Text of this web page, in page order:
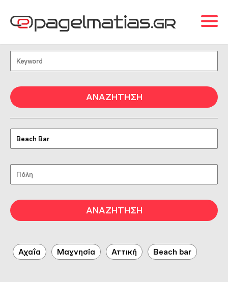
Αχαΐα Μαγνησία Αττική Beach bar